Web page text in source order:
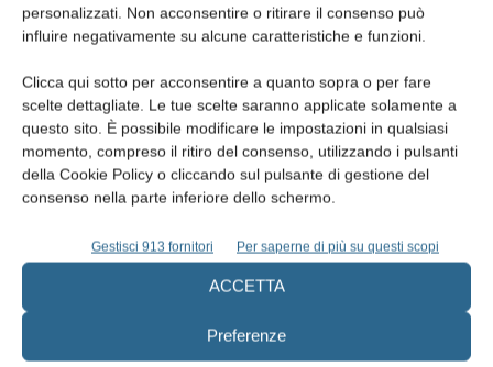
personalizzati. Non acconsentire o ritirare il consenso può
influire negativamente su alcune caratteristiche e funzioni.
Clicca qui sotto per acconsentire a quanto sopra o per fare
scelte dettagliate. Le tue scelte saranno applicate solamente a
questo sito. È possibile modificare le impostazioni in qualsiasi
momento, compreso il ritiro del consenso, utilizzando i pulsanti
della Cookie Policy o cliccando sul pulsante di gestione del
consenso nella parte inferiore dello schermo.
Gestisci 913 fornitori Per saperne di più su questi scopi
ACCETTA
Preferenze
Edicola web
Abbonati
Iscriviti alla newsletter